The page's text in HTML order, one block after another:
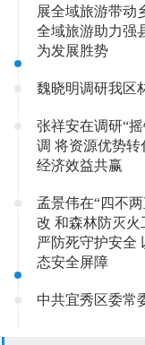
展全域旅游带动
全域旅游助力强
为发展胜势
魏晓明调研我区
张祥安在调研“
调 将资源优势
经济效益共赢
孟景伟在“四不
改 和森林防灭
严防死守护安全
态安全屏障
中共宜秀区委常